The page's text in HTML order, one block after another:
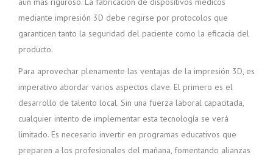
mediante impresión 3D debe regirse por protocolos que
garanticen tanto la seguridad del paciente como la eficacia del
producto.
Para aprovechar plenamente las ventajas de la impresión 3D, es
imperativo abordar varios aspectos clave. El primero es el
desarrollo de talento local. Sin una fuerza laboral capacitada,
cualquier intento de implementar esta tecnología se verá
limitado. Es necesario invertir en programas educativos que
preparen a los profesionales del mañana, fomentando alianzas